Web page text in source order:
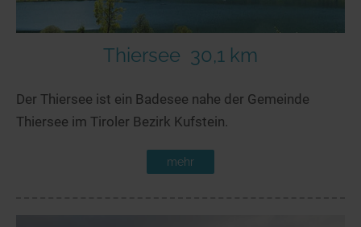
Thiersee 30,1 km
Der Thiersee ist ein Badesee nahe der Gemeinde
Thiersee im Tiroler Bezirk Kufstein.
mehr